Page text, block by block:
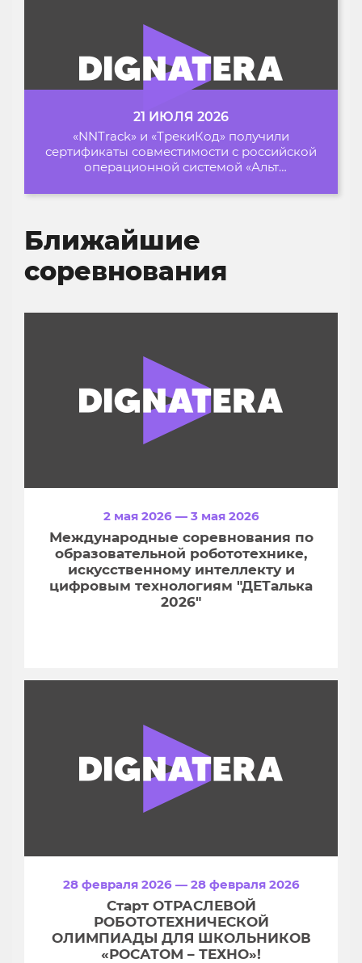
21 ИЮЛЯ 2026
«NNTrack» и «ТрекиКод» получили
сертификаты совместимости с российской
операционной системой «Альт
Ближайшие
соревнования
2 мая 2026 — 3 мая 2026
Международные соревнования по
образовательной робототехнике,
искусственному интеллекту и
цифровым технологиям "ДЕТалька
2026"
28 февраля 2026 — 28 февраля 2026
Старт ОТРАСЛЕВОЙ
РОБОТОТЕХНИЧЕСКОЙ
ОЛИМПИАДЫ ДЛЯ ШКОЛЬНИКОВ
«РОСАТОМ – ТЕХНО»!